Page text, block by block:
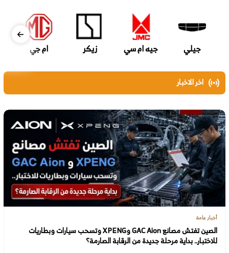
جيلي جيه ام سي زيكر ام جي
اخر الاخبار
أخبار عامة
الصين تفتش مصانع GAC Aion وXPENG وتسحب سيارات وبطاريات
للاختبار.. بداية مرحلة جديدة من الرقابة الصارمة؟